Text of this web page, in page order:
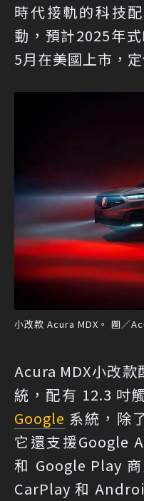
時代接軌的科技
動，預計2025年式
5月在美國上市，
小改款 Acura MDX。 圖／
Acura MDX小改款
統，配有 12.3 吋
Google 系統，除
它還支援Google
和 Google Play
CarPlay 和